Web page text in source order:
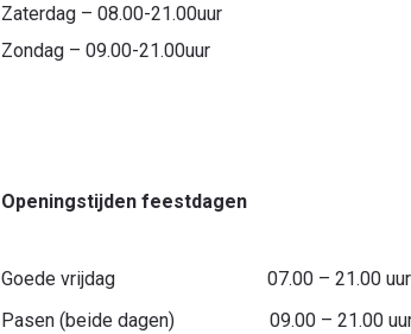
Zaterdag – 08.00-21.00uur
Zondag – 09.00-21.00uur
Openingstijden feestdagen
Goede vrijdag 07.00 – 21.00 uur
Pasen (beide dagen) 09.00 – 21.00